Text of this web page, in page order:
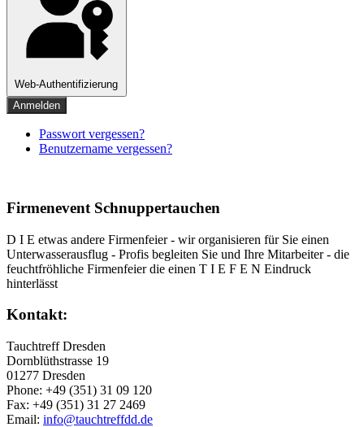
Web-Authentifizierung
Anmelden
Passwort vergessen?
Benutzername vergessen?
Firmenevent Schnuppertauchen
D I E etwas andere Firmenfeier - wir organisieren für Sie einen
Unterwasserausflug - Profis begleiten Sie und Ihre Mitarbeiter - die
feuchtfröhliche Firmenfeier die einen T I E F E N Eindruck
hinterlässt
Kontakt:
Tauchtreff Dresden
Dorn­blüth­strasse 19
01277 Dres­den
Phone: +49 (351) 31 09 120
Fax: +49 (351) 31 27 2469
Email: info@tauchtreffdd.de